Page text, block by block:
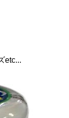
etc...